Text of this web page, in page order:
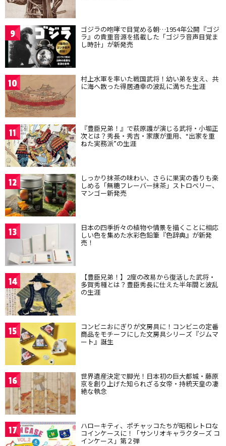
9 ゴジラの咆哮で目覚める朝…1954年公開『ゴジ
ラ』の貴重音源を搭載した「ゴジラ音声目覚ま
し時計」が新発売
10 村上水軍を率いた戦国武将！幼い弟を支え、共
に海へ散った得居通幸の波乱に満ちた生涯
11 『豊臣兄弟！』で萩原護が演じる武将・小堀正
次とは？秀長・秀吉・家康が重用、“出家を重
ねた実務派”の生涯
12 しっかり抹茶の味わい、さらに果実の香りも楽
しめる「無糖フレーバー抹茶」ストロベリー、
マンゴー新発売
13 日本の四季折々の植物や情景を描くことに相応
しい色を集めた水彩色鉛筆『色辞典』が新発
売！
14 【豊臣兄弟！】2度の改易から復活した武将・
多賀秀種とは？豊臣秀長に仕えた半年間と波乱
の生涯
15 コンビニおにぎりが文房具に！コンビニの定番
商品をモチーフにした文房具シリーズ『ジムマ
ート』誕生
16 世界遺産決定で脚光！日本初の巨大都城・藤原
京を創り上げた知られざる女帝・持統天皇の凄
絶な執念
17 ハローキティ、ポチャッコたちが昭和レトロな
コインケースに！「サンリオキャラクターズ コ
インケース」第２弾